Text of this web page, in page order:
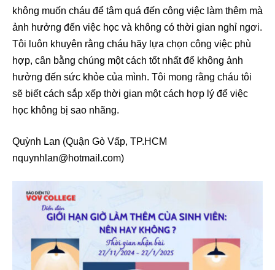
không muốn cháu để tâm quá đến công việc làm thêm mà
ảnh hưởng đến việc học và không có thời gian nghỉ ngơi.
Tôi luôn khuyên rằng cháu hãy lựa chọn công việc phù
hợp, cân bằng chúng một cách tốt nhất để không ảnh
hưởng đến sức khỏe của mình. Tôi mong rằng cháu tôi
sẽ biết cách sắp xếp thời gian một cách hợp lý để việc
học không bị sao nhãng.
Quỳnh Lan (Quận Gò Vấp, TP.HCM
nquynhlan@hotmail.com)